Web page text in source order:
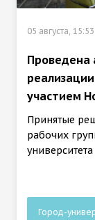
05 августа, 15:53
Проведена
участием
Принятые
рабочих
университета
Город-